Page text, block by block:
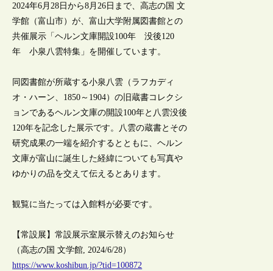
2024年6月28日から8月26日まで、高志の国 文
学館（富山市）が、富山大学附属図書館との
共催展示「ヘルン文庫開設100年 没後120
年 小泉八雲特集」を開催しています。
同図書館が所蔵する小泉八雲（ラフカディ
オ・ハーン、1850～1904）の旧蔵書コレクシ
ョンであるヘルン文庫の開設100年と八雲没後
120年を記念した展示です。八雲の蔵書とその
研究成果の一端を紹介するとともに、ヘルン
文庫が富山に誕生した経緯についても写真や
ゆかりの品を交えて伝えるとあります。
観覧に当たっては入館料が必要です。
【常設展】常設展示室展示替えのお知らせ
（高志の国 文学館, 2024/6/28）
https://www.koshibun.jp/?tid=100872